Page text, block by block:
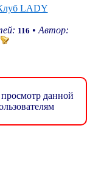
LADY
116 • Автор:
данной